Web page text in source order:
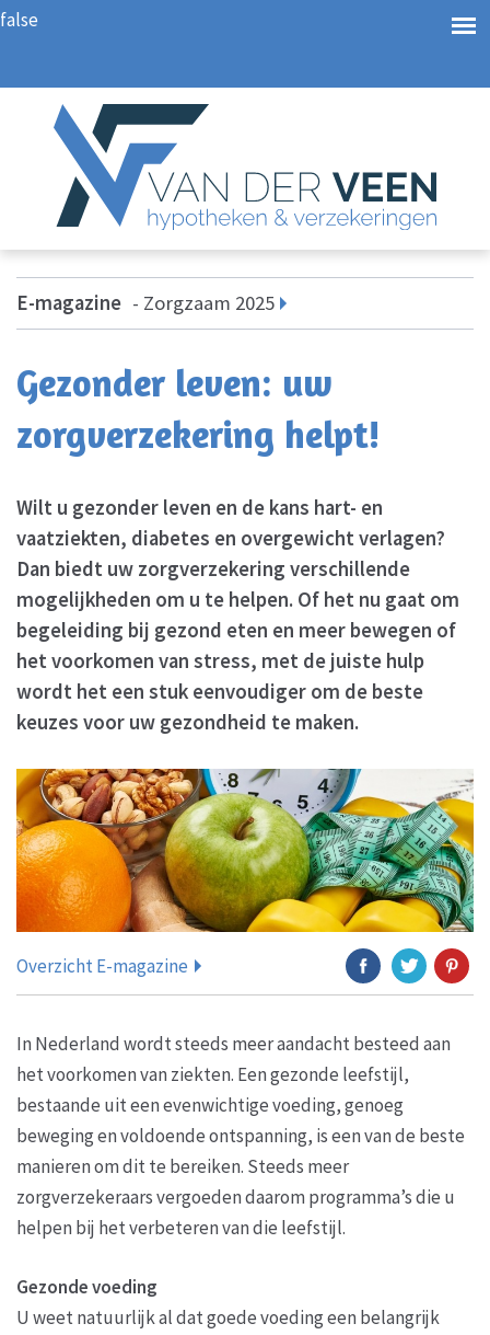
false
E-magazine Zorgzaam 2025
Gezonder leven: uw
zorgverzekering helpt!
Wilt u gezonder leven en de kans hart- en
vaatziekten, diabetes en overgewicht verlagen?
Dan biedt uw zorgverzekering verschillende
mogelijkheden om u te helpen. Of het nu gaat om
begeleiding bij gezond eten en meer bewegen of
het voorkomen van stress, met de juiste hulp
wordt het een stuk eenvoudiger om de beste
keuzes voor uw gezondheid te maken.
Overzicht E-magazine
In Nederland wordt steeds meer aandacht besteed aan
het voorkomen van ziekten. Een gezonde leefstijl,
bestaande uit een evenwichtige voeding, genoeg
beweging en voldoende ontspanning, is een van de beste
manieren om dit te bereiken. Steeds meer
zorgverzekeraars vergoeden daarom programma’s die u
helpen bij het verbeteren van die leefstijl.
Gezonde voeding
U weet natuurlijk al dat goede voeding een belangrijk